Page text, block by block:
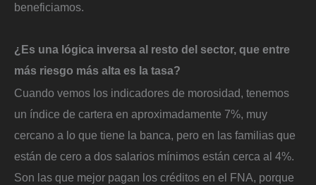
beneficiamos.
¿Es una lógica inversa al resto del sector, que entre
más riesgo más alta es la tasa?
Cuando vemos los indicadores de morosidad, tenemos
un índice de cartera en aproximadamente 7%, muy
cercano a lo que tiene la banca, pero en las familias que
están de cero a dos salarios mínimos están cerca al 4%.
Son las que mejor pagan los créditos en el FNA, porque